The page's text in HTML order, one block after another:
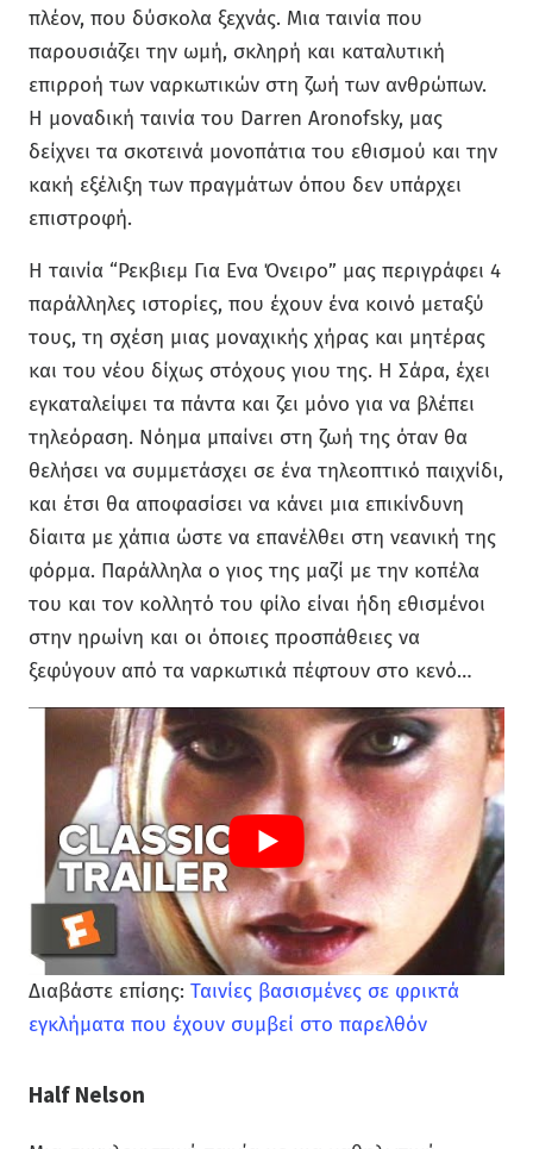
πλέον, που δύσκολα ξεχνάς. Μια ταινία που
παρουσιάζει την ωμή, σκληρή και καταλυτική
επιρροή των ναρκωτικών στη ζωή των ανθρώπων.
Η μοναδική ταινία του Darren Aronofsky, μας
δείχνει τα σκοτεινά μονοπάτια του εθισμού και την
κακή εξέλιξη των πραγμάτων όπου δεν υπάρχει
επιστροφή.
Η ταινία “Ρεκβιεμ Για Ενα Όνειρο” μας περιγράφει 4
παράλληλες ιστορίες, που έχουν ένα κοινό μεταξύ
τους, τη σχέση μιας μοναχικής χήρας και μητέρας
και του νέου δίχως στόχους γιου της. Η Σάρα, έχει
εγκαταλείψει τα πάντα και ζει μόνο για να βλέπει
τηλεόραση. Νόημα μπαίνει στη ζωή της όταν θα
θελήσει να συμμετάσχει σε ένα τηλεοπτικό παιχνίδι,
και έτσι θα αποφασίσει να κάνει μια επικίνδυνη
δίαιτα με χάπια ώστε να επανέλθει στη νεανική της
φόρμα. Παράλληλα ο γιος της μαζί με την κοπέλα
του και τον κολλητό του φίλο είναι ήδη εθισμένοι
στην ηρωίνη και οι όποιες προσπάθειες να
ξεφύγουν από τα ναρκωτικά πέφτουν στο κενό…
Διαβάστε επίσης: Ταινίες βασισμένες σε φρικτά
εγκλήματα που έχουν συμβεί στο παρελθόν
Half Nelson